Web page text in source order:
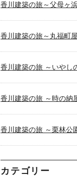
香川建築の旅～父母ヶ
香川建築の旅～丸福町
香川建築の旅 ～いやし
香川建築の旅 ～時の納
香川建築の旅 ～栗林公
カテゴリー